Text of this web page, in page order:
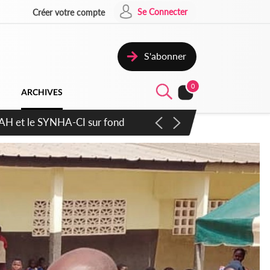
Créer votre compte Se Connecter
S'abonner
ARCHIVES
0
plus apaisé